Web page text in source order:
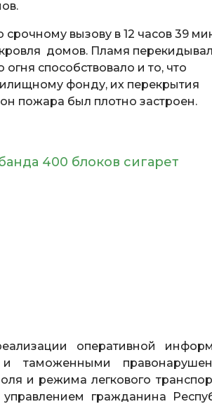
вызову в 12 часов 39
домов. Пламя
способствовало и то, что
фонду, их перекрытия
пожара был плотно застроен.
400 блоков сигарет
оперативной
таможенными
и режима легкового
гражданина